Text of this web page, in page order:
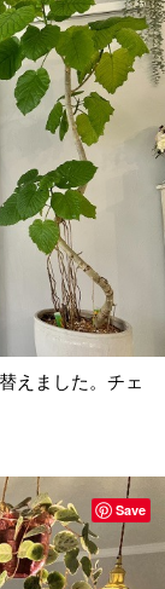
えました。チェ
Save